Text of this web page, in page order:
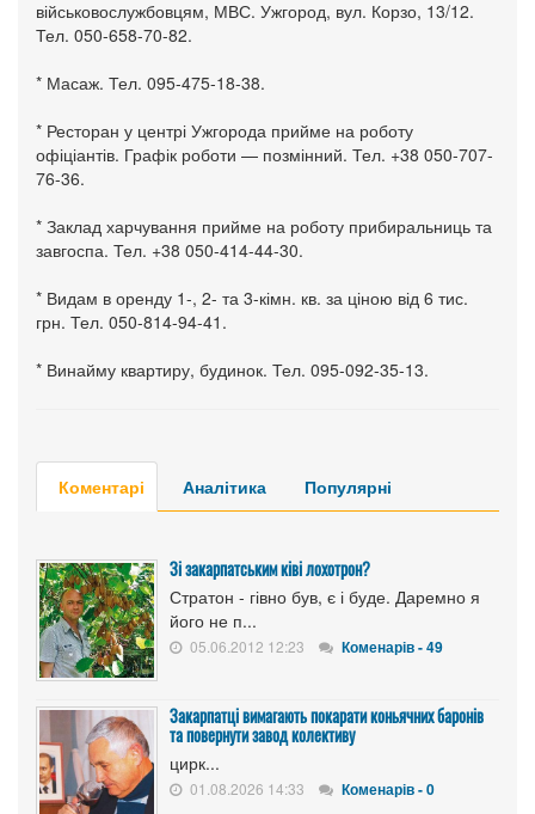
військовослужбовцям, МВС. Ужгород, вул. Корзо, 13/12.
Тел. 050-658-70-82.
* Масаж. Тел. 095-475-18-38.
* Ресторан у центрі Ужгорода прийме на роботу
офіціантів. Графік роботи — позмінний. Тел. +38 050-707-
76-36.
* Заклад харчування прийме на роботу прибиральниць та
завгоспа. Тел. +38 050-414-44-30.
* Видам в оренду 1-, 2- та 3-кімн. кв. за ціною від 6 тис.
грн. Тел. 050-814-94-41.
* Винайму квартиру, будинок. Тел. 095-092-35-13.
Коментарі Аналітика Популярні
Зі закарпатським ківі лохотрон?
Стратон - гівно був, є і буде. Даремно я
його не п...
05.06.2012 12:23 Коменарів - 49
Закарпатці вимагають покарати коньячних баронів
та повернути завод колективу
цирк...
01.08.2026 14:33 Коменарів - 0